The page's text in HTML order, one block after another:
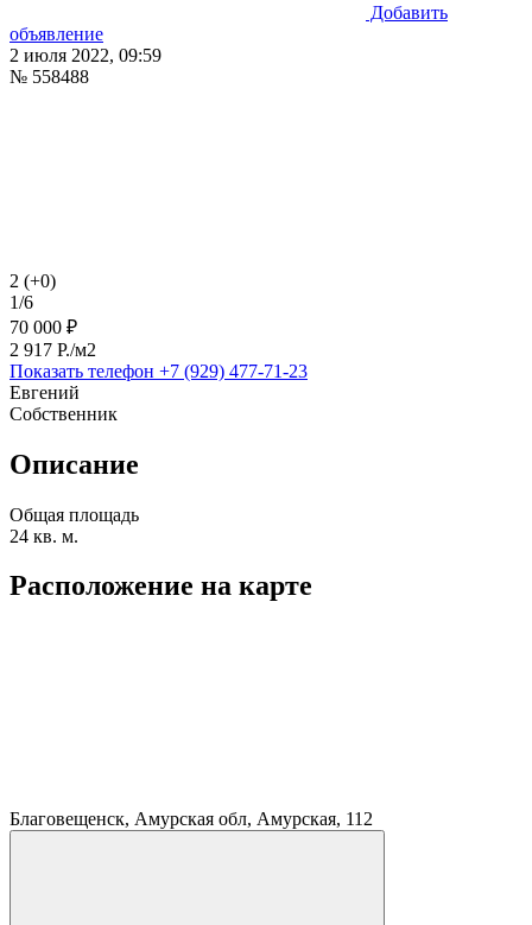
Добавить
объявление
2 июля 2022, 09:59
№ 558488
2 (+0)
1/6
70 000 ₽
2 917 P./м2
Показать телефон +7 (929) 477-71-23
Евгений
Собственник
Описание
Общая площадь
24 кв. м.
Расположение на карте
Благовещенск, Амурская обл, Амурская, 112